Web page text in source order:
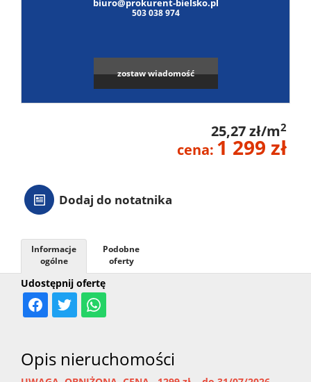
biuro@prokurent-bielsko.pl
503 038 974
zostaw wiadomość
25,27 zł/m2
cena: 1 299 zł
Dodaj do notatnika
Udostępnij ofertę
Informacje
ogólne
Podobne
oferty
Opis nieruchomości